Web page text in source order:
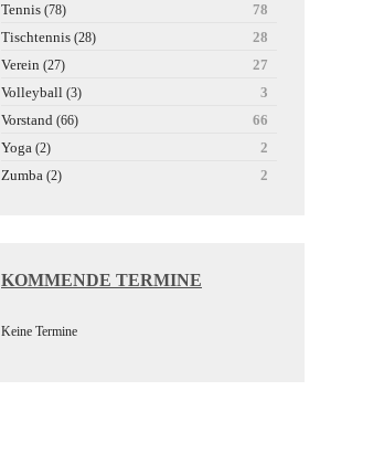
Tennis (78)
78
Tischtennis (28)
28
Verein (27)
27
Volleyball (3)
3
Vorstand (66)
66
Yoga (2)
2
Zumba (2) 2
KOMMENDE TERMINE
Keine Termine